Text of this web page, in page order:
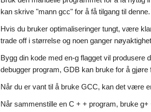
kan skrive "mann gcc" for å få tilgang til denne.
Hvis du bruker optimaliseringer tungt, være
trade off i størrelse og noen ganger
Bygg din kode med en-g flagget vil produsere
debugger program, GDB kan bruke for å gjøre
Når du er vant til å bruke GCC, kan det være
Når sammenstille en C + + program, bruke